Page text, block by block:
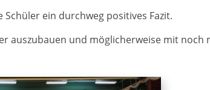
ein durchweg positives Fazit.
auszubauen und möglicherweise mit